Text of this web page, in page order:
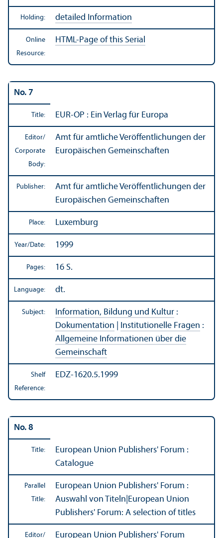
Holding: detailed Information
Online
Resource:
HTML-Page of this Serial
No. 7
Title: EUR-OP : Ein Verlag für Europa
Editor/
Corporate
Body:
Amt für amtliche Veröffentlichungen der
Europäischen Gemeinschaften
Publisher:
Amt für amtliche Veröffentlichungen der
Europäischen Gemeinschaften
Place: Luxemburg
Year/Date: 1999
Pages: 16 S.
Language: dt.
Subject: Information, Bildung und Kultur :
Dokumentation
Institutionelle Fragen :
Allgemeine Informationen über die
Gemeinschaft
Shelf
Reference:
EDZ-1620.5.1999
No. 8
Title:
European Union Publishers' Forum :
Catalogue
Parallel
Title:
European Union Publishers' Forum :
Auswahl von Titeln European Union
Publishers' Forum: A selection of titles
Editor/
European Union Publishers' Forum